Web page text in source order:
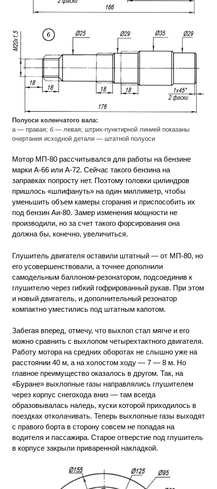
Полуоси коленчатого вала:
а — правая; б — левая; штрих-пунктирной линией показаны
очертания исходной детали — штатной полуоси
Мотор МП-80 рассчитывался для работы на бензине
марки А-66 или А-72. Сейчас такого бензина на
заправках попросту нет. Поэтому головки цилиндров
пришлось «шлифануть» на один миллиметр, чтобы
уменьшить объем камеры сгорания и приспособить их
под бензин Аи-80. Замер изменения мощности не
производили, но за счет такого форсирования она
должна бы, конечно, увеличиться.
Глушитель двигателя оставили штатный — от МП-80, но
его усовершенствовали, а точнее дополнили
самодельным баллоном-резонатором, подсоединив к
глушителю через гибкий гофрированный рукав. При этом
и новый двигатель, и дополнительный резонатор
компактно уместились под штатным капотом.
Забегая вперед, отмечу, что выхлоп стал мягче и его
можно сравнить с выхлопом четырехтактного двигателя.
Работу мотора на средних оборотах не слышно уже на
расстоянии 40 м, а на холостом ходу — 7 — 8 м. Но
главное преимущество оказалось в другом. Так, на
«Буране» выхлопные газы направлялись глушителем
через корпус снегохода вниз — там всегда
образовывалась наледь, куски которой приходилось в
поездках отколачивать. Теперь выхлопные газы выходят
с правого борта в сторону совсем не попадая на
водителя и пассажира. Старое отверстие под глушитель
в корпусе закрыли приваренной накладкой.